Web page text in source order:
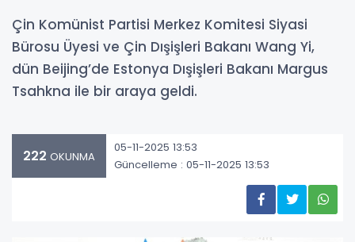
Çin Komünist Partisi Merkez Komitesi Siyasi
Bürosu Üyesi ve Çin Dışişleri Bakanı Wang Yi,
dün Beijing’de Estonya Dışişleri Bakanı Margus
Tsahkna ile bir araya geldi.
222 OKUNMA
05-11-2025 13:53
Güncelleme : 05-11-2025 13:53